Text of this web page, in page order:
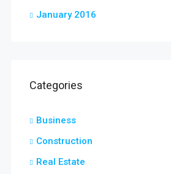
January 2016
Categories
Business
Construction
Real Estate